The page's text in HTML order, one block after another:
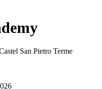
San Pietro Terme